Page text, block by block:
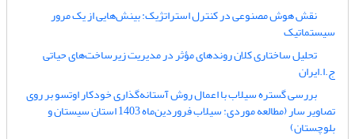
نقش هوش مصنوعی در کنترل استراتژیک: بینش‌هایی از یک مرور
سیستماتیک
تحلیل ساختاری کلان روندهای مؤثر در مدیریت زیرساخت‌های حیاتی
ج.ا.ایران
بررسی گستره سیلاب با اعمال روش آستانه‌گذاری خودکار اوتسو بر روی
تصاویر سار (مطالعه موردی: سیلاب فروردین‌ماه 1403 استان سیستان و
بلوچستان)